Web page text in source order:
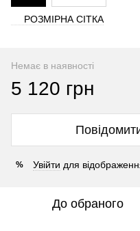
РОЗМІРНА СІТКА
Немає в наявності
5 120 грн
% Увійти для
До обраного